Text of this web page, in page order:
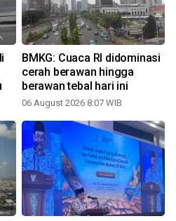
BMKG: Cuaca RI didominasi
cerah berawan hingga
berawan tebal hari ini
06 August 2026 8:07 WIB